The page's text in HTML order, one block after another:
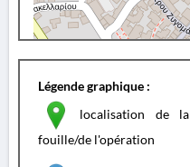
Légende graphique :
localisation de la
fouille/de l'opération